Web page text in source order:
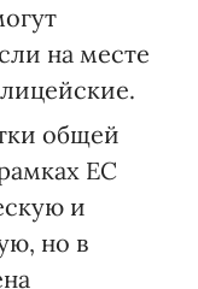
на месте
общей
ЕС
и
но в